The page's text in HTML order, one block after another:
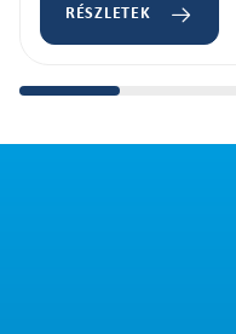
RÉSZLETEK